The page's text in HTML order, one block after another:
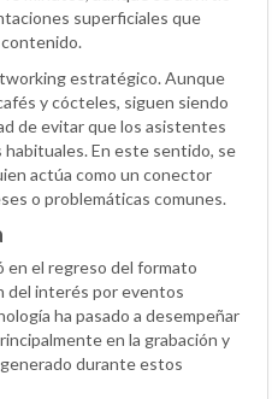
superficiales que
estratégico. Aunque
y cócteles, siguen siendo
de evitar que los asistentes
En este sentido, se
actúa como un conector
o problemáticas comunes.
en el regreso del formato
del interés por eventos
ha pasado a desempeñar
en la grabación y
durante estos